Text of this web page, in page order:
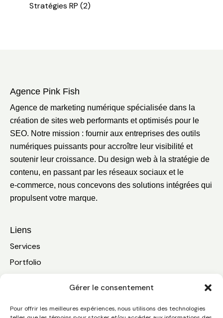
Gérer le consentement
Pour offrir les meilleures expériences, nous utilisons des technologies
Stratégies RP (2)
Agence Pink Fish
Agence de marketing numérique spécialisée dans la
création de sites web performants et optimisés pour le
SEO. Notre mission : fournir aux entreprises des outils
numériques puissants pour accroître leur visibilité et
soutenir leur croissance. Du design web à la stratégie de
contenu, en passant par les réseaux sociaux et le
e‑commerce, nous concevons des solutions intégrées qui
propulsent votre marque.
Liens
Services
Portfolio
Nous joindre